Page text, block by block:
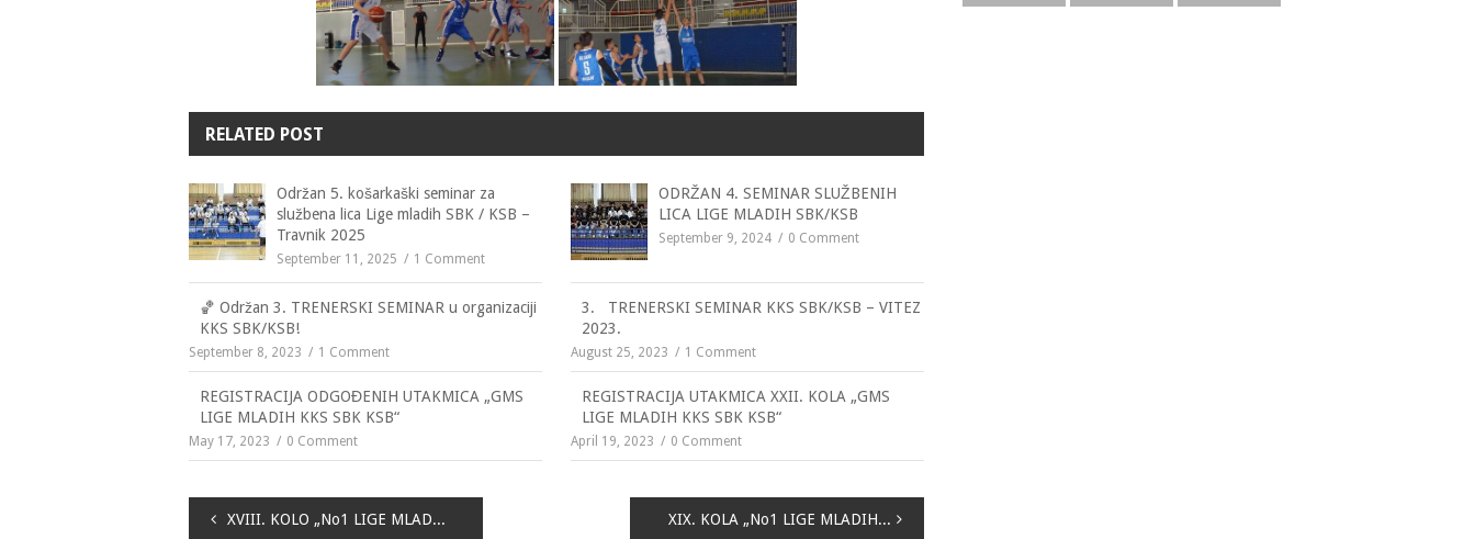
RELATED POST
Održan 5. košarkaški seminar za
službena lica Lige mladih SBK / KSB –
Travnik 2025
September 11, 2025 1 Comment
ODRŽAN 4. SEMINAR SLUŽBENIH
LICA LIGE MLADIH SBK/KSB
September 9, 2024 0 Comment
🏀 Održan 3. TRENERSKI SEMINAR u organizaciji
KKS SBK/KSB!
September 8, 2023 1 Comment
3. TRENERSKI SEMINAR KKS SBK/KSB – VITEZ
2023.
August 25, 2023 1 Comment
REGISTRACIJA ODGOĐENIH UTAKMICA „GMS
LIGE MLADIH KKS SBK KSB“
May 17, 2023 0 Comment
REGISTRACIJA UTAKMICA XXII. KOLA „GMS
LIGE MLADIH KKS SBK KSB“
April 19, 2023 0 Comment
Navigacija XVIII. KOLO „No1 LIGE MLADIH KKS SBK KSB“ XIX. KOLA „No1 LIGE MLADIH KKS SBK KSB“